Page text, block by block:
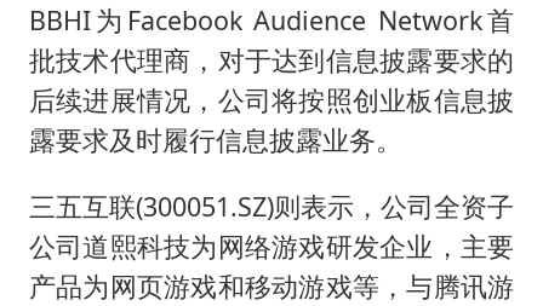
BBHI为Facebook Audience Network首
批技术代理商，对于达到信息披露要求的
后续进展情况，公司将按照创业板信息披
露要求及时履行信息披露业务。
三五互联(300051.SZ)则表示，公司全资子
公司道熙科技为网络游戏研发企业，主要
产品为网页游戏和移动游戏等，与腾讯游